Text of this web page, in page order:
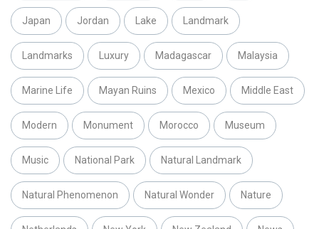
Japan Jordan Lake Landmark
Landmarks Luxury Madagascar Malaysia
Marine Life Mayan Ruins Mexico Middle East
Modern Monument Morocco Museum
Music National Park Natural Landmark
Natural Phenomenon Natural Wonder Nature